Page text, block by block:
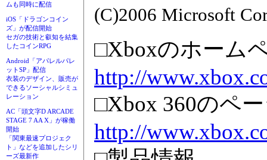
ムも同時に配信
iOS「ドラゴンコイン
ズ」が配信開始
セガの技術と叡知を結集
したコインRPG
Android「アパレルパレ
ットSP」配信
衣装のデザイン、販売が
できるソーシャルシミュ
レーション
AC「頭文字D ARCADE
STAGE 7 AA X」が稼働
開始
「関東最速プロジェク
ト」などを追加したシリ
ーズ最新作
(C)2006 Microsoft
□Xboxのホーム
http://
□Xbox 360のペ
http://